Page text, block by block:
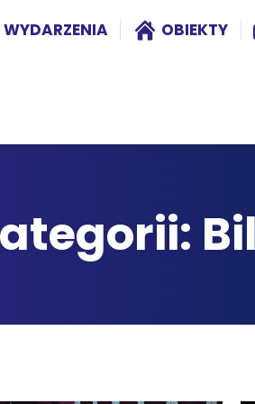
WYDARZENIA OBIEKTY